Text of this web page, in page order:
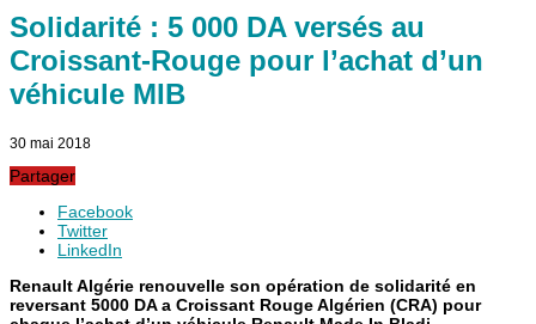
Solidarité : 5 000 DA versés au
Croissant-Rouge pour l’achat d’un
véhicule MIB
30 mai 2018
Partager
Facebook
Twitter
LinkedIn
Renault Algérie renouvelle son opération de solidarité en
reversant 5000 DA a Croissant Rouge Algérien (CRA) pour